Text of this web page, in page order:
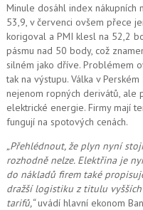
Minule dosáhl index nákupních
53,9, v červenci ovšem přece
korigoval a PMI klesl na 52,2
pásmu nad 50 body, což
silném jako dříve. Problémem
tak na výstupu. Válka v
nejenom ropných derivátů, ale
elektrické energie. Firmy mají
fungují na spotových cenách.
„Přehlédnout, že plyn nyní
rozhodně nelze. Elektřina je
do nákladů firem také
dražší logistiku z titulu
tarifů,“uvádí hlavní ekonom